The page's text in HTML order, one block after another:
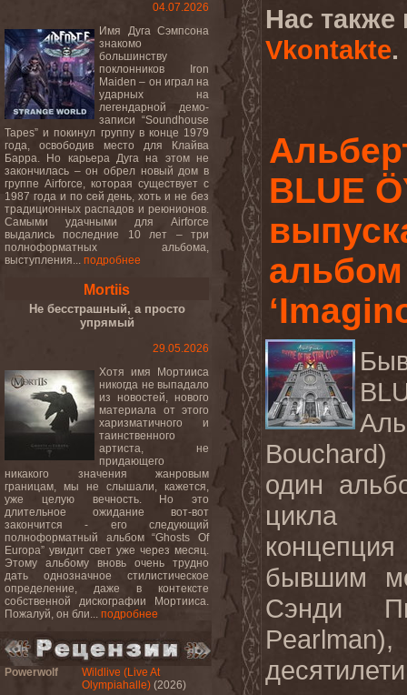
04.07.2026
Имя Дуга Сэмпсона
знакомо
большинству
поклонников Iron
Maiden – он играл на
ударных на
легендарной демо-
записи “Soundhouse
Tapes” и покинул группу в конце 1979
года, освободив место для Клайва
Барра. Но карьера Дуга на этом не
закончилась – он обрел новый дом в
группе Airforce, которая существует с
1987 года и по сей день, хоть и не без
традиционных распадов и реюнионов.
Самыми удачными для Airforce
выдались последние 10 лет – три
полноформатных альбома,
выступления... подробнее
Mortiis
Не бесстрашный, а просто
упрямый
29.05.2026
Хотя имя Мортииса
никогда не выпадало
из новостей, нового
материала от этого
харизматичного и
таинственного
артиста, не
придающего
никакого значения жанровым
границам, мы не слышали, кажется,
уже целую вечность. Но это
длительное ожидание вот-вот
закончится - его следующий
полноформатный альбом “Ghosts Of
Europa” увидит свет уже через месяц.
Этому альбому вновь очень трудно
дать однозначное стилистическое
определение, даже в контексте
собственной дискографии Мортииса.
Пожалуй, он бли... подробнее
Powerwolf
Wildlive (Live At
Olympiahalle) (2026)
Нас
Vkontakte.
BLUE
один
цикла
бывшим
Сэнди